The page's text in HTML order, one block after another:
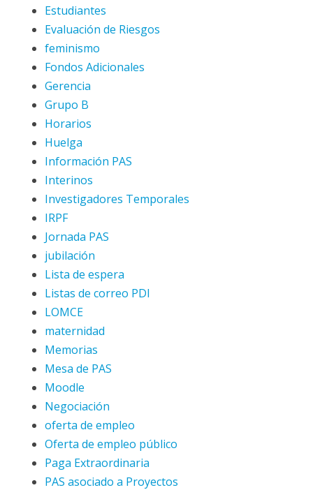
Estudiantes
Evaluación de Riesgos
feminismo
Fondos Adicionales
Gerencia
Grupo B
Horarios
Huelga
Información PAS
Interinos
Investigadores Temporales
IRPF
Jornada PAS
jubilación
Lista de espera
Listas de correo PDI
LOMCE
maternidad
Memorias
Mesa de PAS
Moodle
Negociación
oferta de empleo
Oferta de empleo público
Paga Extraordinaria
PAS asociado a Proyectos